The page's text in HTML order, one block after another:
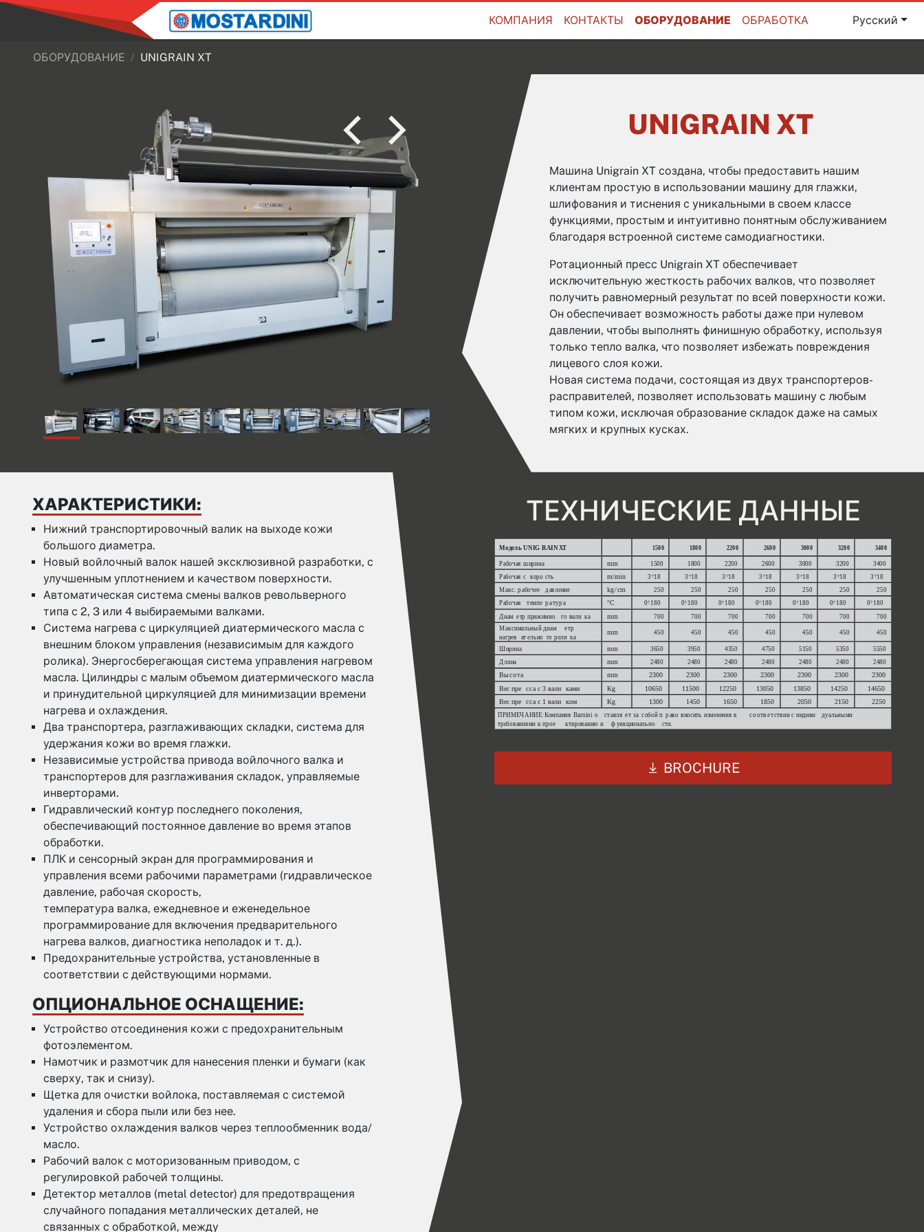
КОМПАНИЯ КОНТАКТЫ ОБОРУДОВАНИЕ ОБРАБОТКА Русский
ОБОРУДОВАНИЕ UNIGRAIN XT
UNIGRAIN XT
Машина Unigrain XT создана, чтобы предоставить нашим
клиентам простую в использовании машину для глажки,
шлифования и тиснения с уникальными в своем классе
функциями, простым и интуитивно понятным обслуживанием
благодаря встроенной системе самодиагностики.
Ротационный пресс Unigrain XT обеспечивает
исключительную жесткость рабочих валков, что позволяет
получить равномерный результат по всей поверхности кожи.
Он обеспечивает возможность работы даже при нулевом
давлении, чтобы выполнять финишную обработку, используя
только тепло валка, что позволяет избежать повреждения
лицевого слоя кожи.
Новая система подачи, состоящая из двух транспортеров-
расправителей, позволяет использовать машину с любым
типом кожи, исключая образование складок даже на самых
мягких и крупных кусках.
ХАРАКТЕРИСТИКИ:
Нижний транспортировочный валик на выходе кожи
большого диаметра.
Новый войлочный валок нашей эксклюзивной разработки, с
улучшенным уплотнением и качеством поверхности.
Автоматическая система смены валков револьверного
типа с 2, 3 или 4 выбираемыми валками.
Система нагрева с циркуляцией диатермического масла с
внешним блоком управления (независимым для каждого
ролика). Энергосберегающая система управления нагревом
масла. Цилиндры с малым объемом диатермического масла
и принудительной циркуляцией для минимизации времени
нагрева и охлаждения.
Два транспортера, разглаживающих складки, система для
удержания кожи во время глажки.
Независимые устройства привода войлочного валка и
транспортеров для разглаживания складок, управляемые
инверторами.
Гидравлический контур последнего поколения,
обеспечивающий постоянное давление во время этапов
обработки.
ПЛК и сенсорный экран для программирования и
управления всеми рабочими параметрами (гидравлическое
давление, рабочая скорость,
температура валка, ежедневное и еженедельное
программирование для включения предварительного
нагрева валков, диагностика неполадок и т. д.).
Предохранительные устройства, установленные в
соответствии с действующими нормами.
ОПЦИОНАЛЬНОЕ ОСНАЩЕНИЕ:
Устройство отсоединения кожи с предохранительным
фотоэлементом.
Намотчик и размотчик для нанесения пленки и бумаги (как
сверху, так и снизу).
Щетка для очистки войлока, поставляемая с системой
удаления и сбора пыли или без нее.
Устройство охлаждения валков через теплообменник вода/
масло.
Рабочий валок с моторизованным приводом, с
регулировкой рабочей толщины.
Детектор металлов (metal detector) для предотвращения
случайного попадания металлических деталей, не
связанных с обработкой, между
ТЕХНИЧЕСКИЕ ДАННЫЕ
BROCHURE